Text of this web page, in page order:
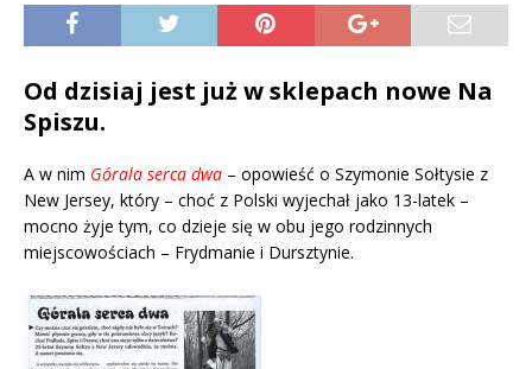
Od dzisiaj jest już w sklepach nowe Na
Spiszu.
A w nim Górala serca dwa – opowieść o Szymonie Sołtysie z
New Jersey, który – choć z Polski wyjechał jako 13-latek –
mocno żyje tym, co dzieje się w obu jego rodzinnych
miejscowościach – Frydmanie i Dursztynie.